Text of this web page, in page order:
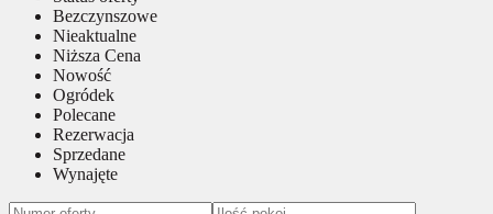
Bezczynszowe
Nieaktualne
Niższa Cena
Nowość
Ogródek
Polecane
Rezerwacja
Sprzedane
Wynajęte